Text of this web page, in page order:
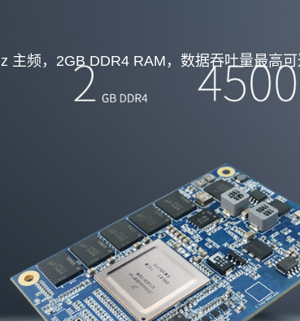
主频，2GB DDR4 RAM，数据吞吐量最高